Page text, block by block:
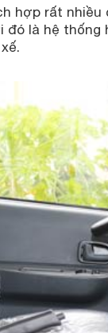
hợp rất
đó là hệ